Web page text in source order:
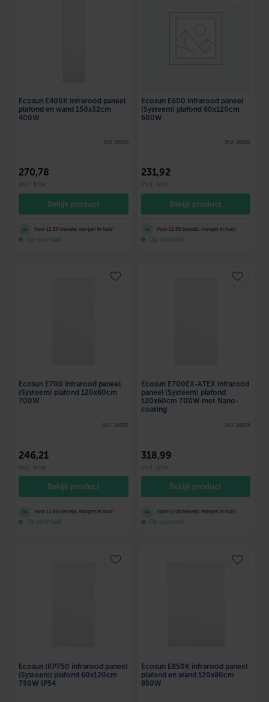
Ecosun E400K infrarood paneel
plafond en wand 150x32cm
400W
SKU: 16035
270,78
incl. btw
Bekijk product
Voor 12:00 besteld, morgen in huis!
Op voorraad
Ecosun E600 infrarood paneel
(Systeem) plafond 60x120cm
600W
SKU: 16002
231,92
incl. btw
Bekijk product
Voor 12:00 besteld, morgen in huis!
Op voorraad
Ecosun E700 infrarood paneel
(Systeem) plafond 120x60cm
700W
SKU: 16003
246,21
incl. btw
Bekijk product
Voor 12:00 besteld, morgen in huis!
Op voorraad
Ecosun E700EX-ATEX infrarood
paneel (Systeem) plafond
120x60cm 700W met Nano-
coating
SKU: 16004
318,99
incl. btw
Bekijk product
Voor 12:00 besteld, morgen in huis!
Op voorraad
Ecosun IKP750 infrarood paneel
(Systeem) plafond 60x120cm
750W IP54
Ecosun E850K infrarood paneel
plafond en wand 120x80cm
850W